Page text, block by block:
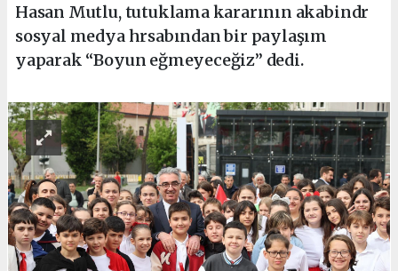
Hasan Mutlu, tutuklama kararının akabindr
sosyal medya hrsabından bir paylaşım
yaparak “Boyun eğmeyeceğiz” dedi.